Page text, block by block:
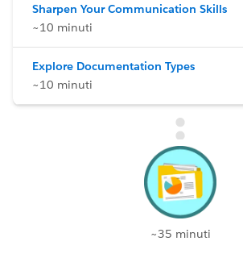
Sharpen Your Communication Skills
~10 minuti
Explore Documentation Types
~10 minuti
~35 minuti